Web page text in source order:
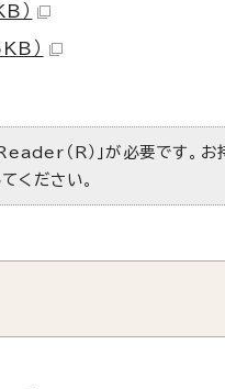
）
）
（R）」が必要です。
ください。